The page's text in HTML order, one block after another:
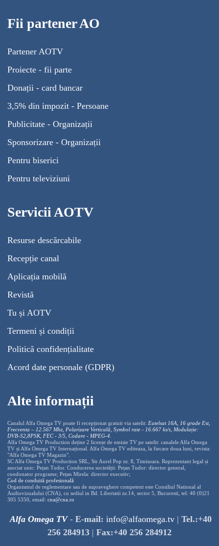
Fii partener AO
Partener AOTV
Proiecte - fii parte
Donații - card bancar
3,5% din impozit - Persoane
Publicitate - Organizații
Sponsorizare - Organizații
Pentru biserici
Pentru televiziuni
Servicii AOTV
Resurse descărcabile
Recepție canal
Aplicația mobilă
Revistă
Tu și AOTV
Termeni și condiții
Politică confidențialitate
Acord date personale (GDPR)
Alte informații
Canalul Alfa Omega TV poate fi recepționat gratuit via satelit: Eutelsat 16A, 16 grade Est,
Frecventa – 12.567 Mhz, Polarizare Verticală, Symbol rate - 16.667 ks/s, Modulație:
DVB-S2,8PSK, FEC - 3/5, Codare - MPEG-4
Alfa Omega TV Production deține 2 licențe de emisie TV pe satelit: canalele Alfa Omega
TV și Alfa Omega TV Internațional. Alfa Omega TV editeaza, la fiecare doua luni, revista:
"Alfa Omega TV Magazin".
SC Alfa Omega TV Production SRL, Str Aurel Pop nr. 8, Timisoara. Reprezentant legal și
asociat unic: Pețan Tudor. Conducerea societății: Pețan Tudor: director general,
coodonator programe; Pețan Mirela: director executiv;
Cod de conduită profesională
Organismul de reglementare sau de supraveghere competent este Consiliul National al
Audiovizualului (CNA), cu sediul in Bd. Libertatii nr.14, sector 5, Bucuresti, tel: 40 (0)21
305 5350, email: cna@cna.ro
Alfa Omega TV- E-mail: info@alfaomega.tv | Tel.:+40
256 284913 | Fax:+40 256 284912